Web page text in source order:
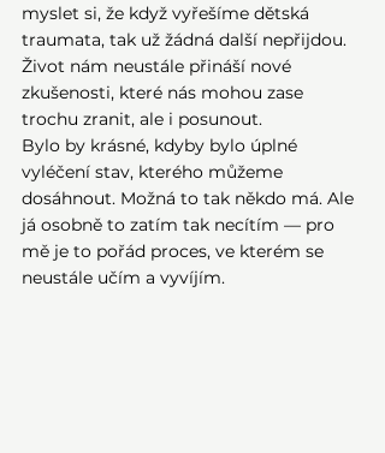
myslet si, že když vyřešíme dětská
traumata, tak už žádná další nepřijdou.
Život nám neustále přináší nové
zkušenosti, které nás mohou zase
trochu zranit, ale i posunout.
Bylo by krásné, kdyby bylo úplné
vyléčení stav, kterého můžeme
dosáhnout. Možná to tak někdo má. Ale
já osobně to zatím tak necítím — pro
mě je to pořád proces, ve kterém se
neustále učím a vyvíjím.